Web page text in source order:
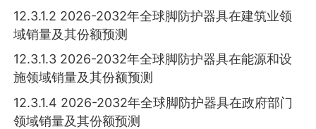
12.3.1.2 2026-2032年全球脚防护器具在建筑业领
域销量及其份额预测
12.3.1.3 2026-2032年全球脚防护器具在能源和设
施领域销量及其份额预测
12.3.1.4 2026-2032年全球脚防护器具在政府部门
领域销量及其份额预测